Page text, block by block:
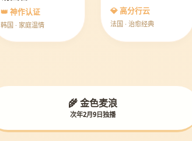
👑 神作认证
韩国 · 家庭温情
💎 高分行云
法国 · 治愈经典
🌾 金色麦浪
次年2月9日独播